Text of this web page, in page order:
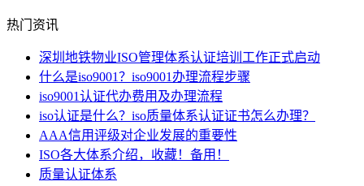
热门资讯
深圳地铁物业ISO管理体系认证培训工作正式启动
什么是iso9001？iso9001办理流程步骤
iso9001认证代办费用及办理流程
iso认证是什么？iso质量体系认证证书怎么办理？
AAA信用评级对企业发展的重要性
ISO各大体系介绍，收藏！备用！
质量认证体系